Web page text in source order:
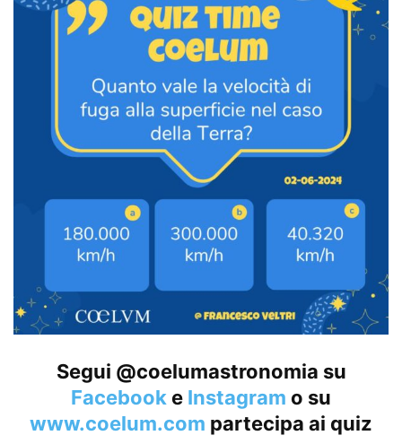
Segui @coelumastronomia su
Facebook e Instagram o su
www.coelum.com partecipa ai quiz